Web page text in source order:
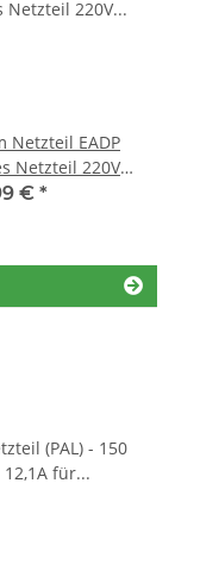
Netzteil EADP
Netzteil 220V
€ *